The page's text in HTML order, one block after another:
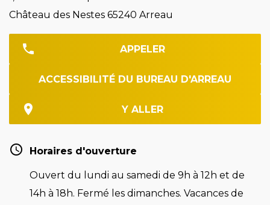
Château des Nestes 65240 Arreau
APPELER
ACCESSIBILITÉ DU BUREAU D'ARREAU
Y ALLER
Horaires d'ouverture
Ouvert du lundi au samedi de 9h à 12h et de
14h à 18h. Fermé les dimanches. Vacances de